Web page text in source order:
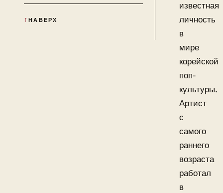
НАВЕРХ
известная
личность
в
мире
корейской
поп-
культуры.
Артист
с
самого
раннего
возраста
работал
в